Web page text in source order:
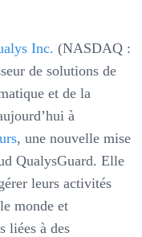
Inc. (NASDAQ :
de solutions de
et de la
à
, une nouvelle mise
QualysGuard. Elle
leurs activités
monde et
liées à des